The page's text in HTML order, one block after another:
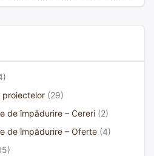
proiectelor (29)
de împădurire – Cereri (2)
de împădurire – Oferte (4)